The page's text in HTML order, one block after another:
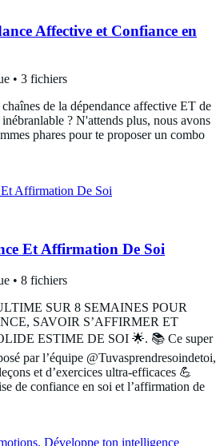
Affective et Confiance en
• 3 fichiers
de la dépendance affective ET de
? N'attends plus, nous avons
phares pour te proposer un combo
Et Affirmation De Soi
• 8 fichiers
SUR 8 SEMAINES POUR
SAVOIR S’AFFIRMER ET
ESTIME DE SOI 🌟. 📚 Ce super
par l’équipe @Tuvasprendresoindetoi,
et d’exercices ultra-efficaces 💪
de confiance en soi et l’affirmation de